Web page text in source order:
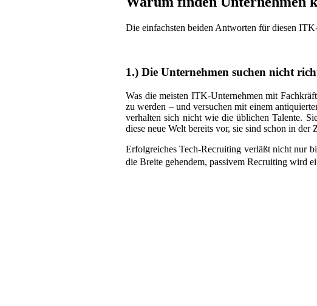
Die einfachsten beiden Antworten für diesen
1.) Die Unternehmen suchen nicht
Was die meisten ITK-Unternehmen mit
zu werden – und versuchen mit einem
verhalten sich nicht wie die üblichen Talente.
diese neue Welt bereits vor, sie sind schon in der
Erfolgreiches Tech-Recruiting verläßt nicht nur
die Breite gehendem, passivem Recruiting wird